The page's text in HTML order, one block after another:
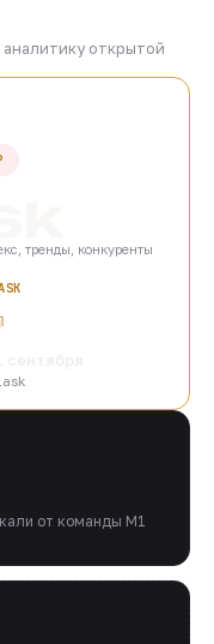
открытой
тренды, конкуренты
от команды M1